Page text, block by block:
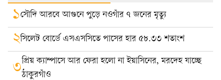
১সৌদি আরবে আগুনে পুড়ে নওগাঁর ৭ জনের মৃত্যু
২সিলেট বোর্ডে এসএসসিতে পাসের হার ৫৮.৩৩ শতাংশ
৩প্রিয় ক্যাম্পাসে আর ফেরা হলো না ইয়াসিনের, মরদেহ যাচ্ছে
ঠাকুরগাঁও